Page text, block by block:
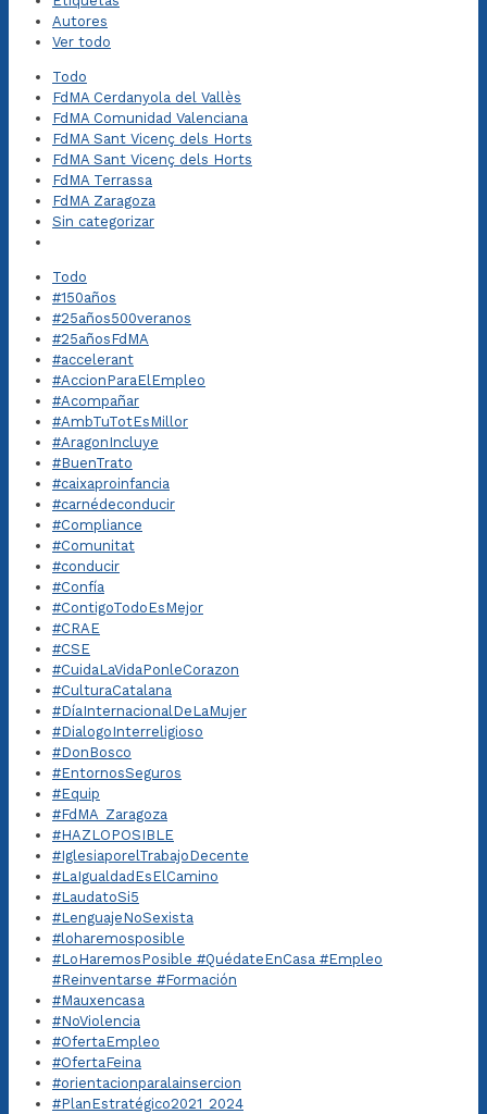
Autores
Ver todo
Todo
FdMA Cerdanyola del Vallès
FdMA Comunidad Valenciana
FdMA Sant Vicenç dels Horts
FdMA Sant Vicenç dels Horts
FdMA Terrassa
FdMA Zaragoza
Sin categorizar
Todo
#150años
#25años500veranos
#25añosFdMA
#accelerant
#AccionParaElEmpleo
#Acompañar
#AmbTuTotEsMillor
#AragonIncluye
#BuenTrato
#caixaproinfancia
#carnédeconducir
#Compliance
#Comunitat
#conducir
#Confía
#ContigoTodoEsMejor
#CRAE
#CSE
#CuidaLaVidaPonleCorazon
#CulturaCatalana
#DíaInternacionalDeLaMujer
#DialogoInterreligioso
#DonBosco
#EntornosSeguros
#Equip
#FdMA_Zaragoza
#HAZLOPOSIBLE
#IglesiaporelTrabajoDecente
#LaIgualdadEsElCamino
#LaudatoSi5
#LenguajeNoSexista
#loharemosposible
#LoHaremosPosible #QuédateEnCasa #Empleo
#Reinventarse #Formación
#Mauxencasa
#NoViolencia
#OfertaEmpleo
#OfertaFeina
#orientacionparalainsercion
#PlanEstratégico2021_2024